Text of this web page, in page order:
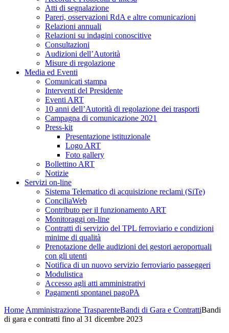
Atti di segnalazione
Pareri, osservazioni RdA e altre comunicazioni
Relazioni annuali
Relazioni su indagini conoscitive
Consultazioni
Audizioni dell’Autorità
Misure di regolazione
Media ed Eventi
Comunicati stampa
Interventi del Presidente
Eventi ART
10 anni dell’Autorità di regolazione dei trasporti
Campagna di comunicazione 2021
Press-kit
Presentazione istituzionale
Logo ART
Foto gallery
Bollettino ART
Notizie
Servizi on-line
Sistema Telematico di acquisizione reclami (SiTe)
ConciliaWeb
Contributo per il funzionamento ART
Monitoraggi on-line
Contratti di servizio del TPL ferroviario e condizioni
minime di qualità
Prenotazione delle audizioni dei gestori aeroportuali
con gli utenti
Notifica di un nuovo servizio ferroviario passeggeri
Modulistica
Accesso agli atti amministrativi
Pagamenti spontanei pagoPA
Home Amministrazione TrasparenteBandi di Gara e ContrattiBandi
di gara e contratti fino al 31 dicembre 2023